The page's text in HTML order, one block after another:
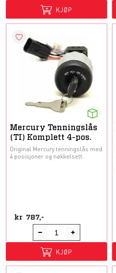
KJØP
Mercury Tenningslås
(TI) Komplett 4-pos.
Original Mercury tenningslås med
4 posisjoner og nøkkelsett.
kr 787,-
KJØP